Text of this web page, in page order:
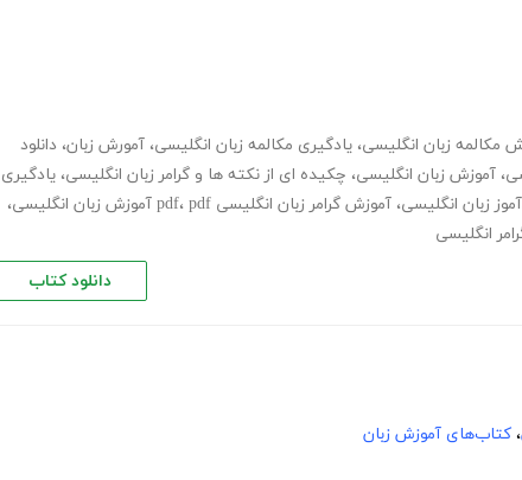
مکالمه زبان انگلیسی، یادگیری مکالمه زبان انگلیسی، آمورش زبان، دانلود
، آموزش زبان انگلیسی، چکیده ای از نکته ها و گرامر زبان انگلیسی، یادگیری
زبان انگلیسی، آموزش گرامر زبان انگلیسی pdf ، pdf آموزش زبان انگلیسی
،
انگلیسی
دانلود کتاب
، کتاب‌های آموزش زبان